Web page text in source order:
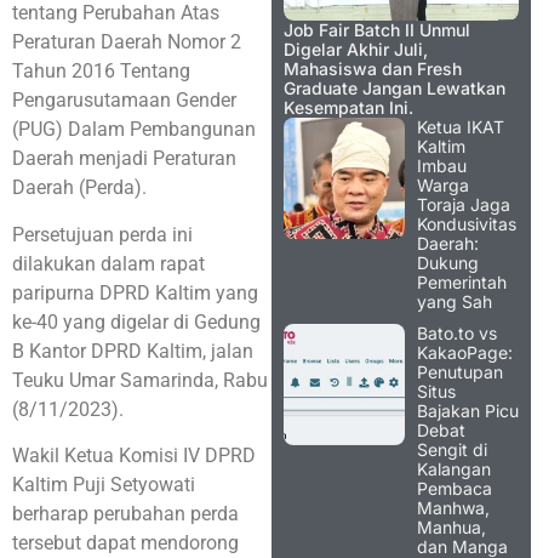
tentang Perubahan Atas
Peraturan Daerah Nomor 2
Tahun 2016 Tentang
Pengarusutamaan Gender
(PUG) Dalam Pembangunan
Daerah menjadi Peraturan
Daerah (Perda).
Persetujuan perda ini
dilakukan dalam rapat
paripurna DPRD Kaltim yang
ke-40 yang digelar di Gedung
B Kantor DPRD Kaltim, jalan
Teuku Umar Samarinda, Rabu
(8/11/2023).
Wakil Ketua Komisi IV DPRD
Kaltim Puji Setyowati
berharap perubahan perda
tersebut dapat mendorong
Job Fair Batch II Unmul
Digelar Akhir Juli,
Mahasiswa dan Fresh
Graduate Jangan Lewatkan
Kesempatan Ini.
Ketua IKAT
Kaltim
Imbau
Warga
Toraja Jaga
Kondusivitas
Daerah:
Dukung
Pemerintah
yang Sah
Bato.to vs
KakaoPage:
Penutupan
Situs
Bajakan Picu
Debat
Sengit di
Kalangan
Pembaca
Manhwa,
Manhua,
dan Manga